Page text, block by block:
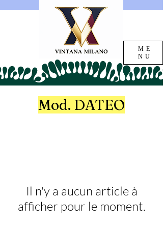
ME
NU
Mod. DATEO
Il n'y a aucun article à
afficher pour le moment.